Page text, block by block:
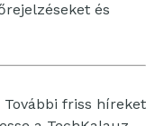
és
friss híreket